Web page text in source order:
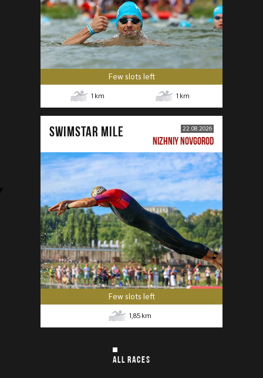
Few slots left
1 km 1 km
SWIMSTAR MILE 22.08.2026
NIZHNIY NOVGOROD
Few slots left
1,85 km
ALL RACES